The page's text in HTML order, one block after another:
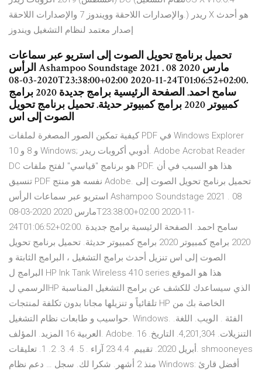
والإصدارات اللاحقة وويندوز 7 والإصدارات اللاحقة.) ريدر X هو أحدث
تحميل برنامج تحويل الصوت إلى استريو عبر سماعات
الرأس Ashampoo Soundstage 2021 . 08 مارس 2020
2020-03-08T23:38:00+02:00 2020-11-24T01:06:52+02:00.
سامح احمد. الصفحة الرئيسية برامج جديدة 2020 برامج
كمبيوتر 2020 برامج كمبيوتر حديثة. تحميل برنامج تحويل
الصوت إلى اس
كيفية تمكين الصور المصغرة لملفات PDF في Windows Explorer
10 و 8 و Windows; أدوبي أكروبات ريدر. Adobe Acrobat Reader
DC هو برنامج "قياسي" لفتح ملفات PDF. هذا هو السبب في أن
تنسيق PDF نفسه هو منتج Adobe. تحميل برنامج تحويل الصوت إلى
استريو عبر سماعات الرأس Ashampoo Soundstage 2021 . 08
مارس 2020 2020-03-08T23:38:00+02:00 2020-11-
24T01:06:52+02:00. سامح احمد. الصفحة الرئيسية برامج جديدة
2020 برامج كمبيوتر 2020 برامج كمبيوتر حديثة. تحميل برنامج تحويل
الصوت إلى اس تنزيل أحدث برامج التشغيل ، البرامج الثابتة و
البرامج ل HP Ink Tank Wireless 410 series.هذا هو الموقع
الرسمي لHP الذي سيساعدك للكشف عن برامج التشغيل المناسبة
تلقائياً و تنزيلها مجانا بدون تكلفة لمنتجات HP الخاصة بك من
حواسيب و طابعات نظام التشغيل. Windows. الفئة . الويب. اللغة.
العربية 16 المزيد. المؤلف. Adobe. التنزيلات. 4,201,304. التاريخ. 16
أبريل 2020. تقييم. 4.4 23 آراء . 5. 4. 3. 2. 1. تعليقات. shmooneyes
منذ 2 أشهر. شكرا لك. سجل … دعم نظام Windows: أفضل قارئ